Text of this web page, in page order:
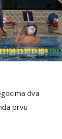
dva
prvu